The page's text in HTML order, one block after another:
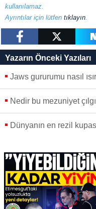
kullanılamaz.
Ayrıntılar için lütfen tıklayın.
Yazarın Önceki Yazıları
Jaws gururumu nasıl
Nedir bu mezuniyet
Dünyanın en rezil